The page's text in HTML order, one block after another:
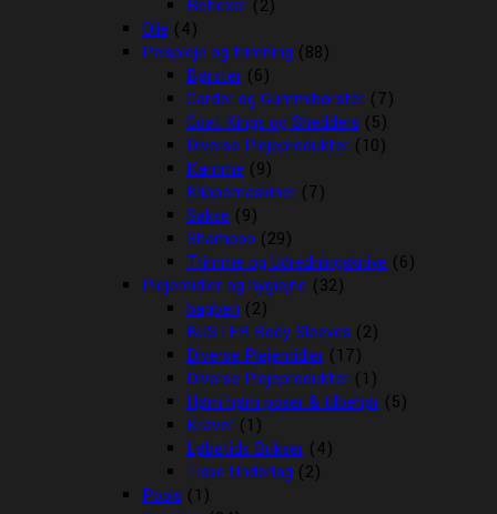
Reflexer (2)
Olie (4)
Pelspleje og trimning (88)
Børster (6)
Carder og Gummibørster (7)
Coat Kings og Shedders (5)
Diverse Plejeprodukter (10)
Kamme (9)
Klippemaskiner (7)
Sakse (9)
Shampoo (29)
Trimme og Udredningsknive (6)
Plejemidler og hygiejne (32)
bagben (2)
BUSTER Body Sleeves (2)
Diverse Plejemidler (17)
Diverse Plejeprodukter (1)
Høm høm poser & tilbehør (5)
Kraver (1)
Løbetids Bukser (4)
Tisse Underlag (2)
Pools (1)